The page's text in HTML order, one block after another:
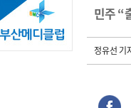
민주 “
정유선 기